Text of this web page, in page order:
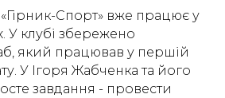
Спорт» вже працює у
У клубі збережено
який працював у першій
У Ігоря Жабченка та його
завдання - провести